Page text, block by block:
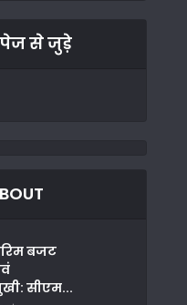
से जुड़े
बजट
सीएम...